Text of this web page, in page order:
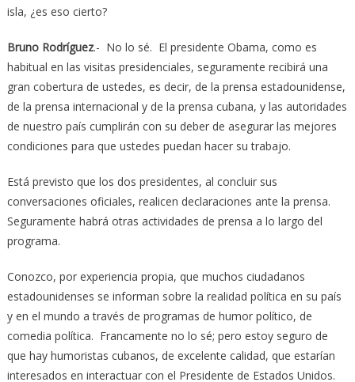
isla, ¿es eso cierto?
Bruno Rodríguez.- No lo sé. El presidente Obama, como es
habitual en las visitas presidenciales, seguramente recibirá una
gran cobertura de ustedes, es decir, de la prensa estadounidense,
de la prensa internacional y de la prensa cubana, y las autoridades
de nuestro país cumplirán con su deber de asegurar las mejores
condiciones para que ustedes puedan hacer su trabajo.
Está previsto que los dos presidentes, al concluir sus
conversaciones oficiales, realicen declaraciones ante la prensa.
Seguramente habrá otras actividades de prensa a lo largo del
programa.
Conozco, por experiencia propia, que muchos ciudadanos
estadounidenses se informan sobre la realidad política en su país
y en el mundo a través de programas de humor político, de
comedia política. Francamente no lo sé; pero estoy seguro de
que hay humoristas cubanos, de excelente calidad, que estarían
interesados en interactuar con el Presidente de Estados Unidos.